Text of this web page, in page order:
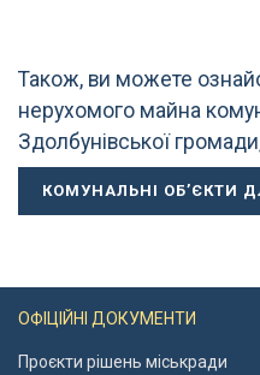
Також, ви можете
нерухомого майна
Здолбунівської
КОМУНАЛЬНІ ОБ’ЄКТИ
ОФІЦІЙНІ ДОКУМЕНТИ
Проєкти рішень міськради